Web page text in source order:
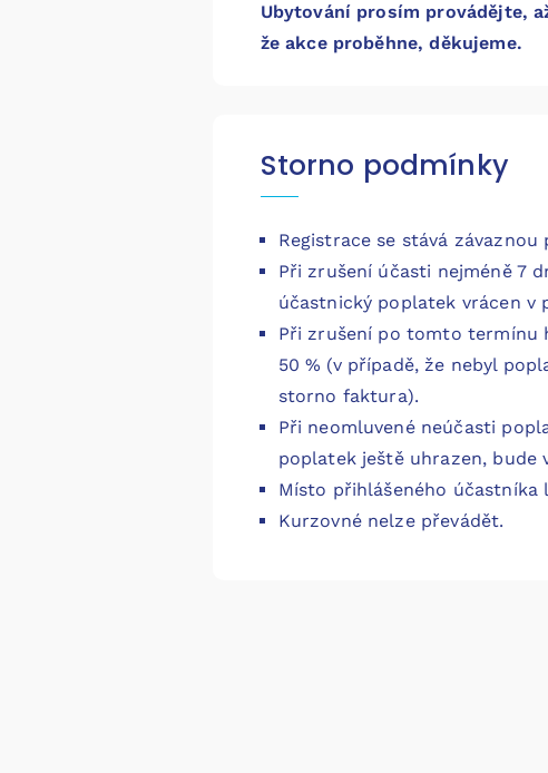
Ubytování prosím provádějte,
že akce proběhne, děkujeme.
Storno podmínky
Registrace se stává
Při zrušení účasti nejméně 7
účastnický poplatek vrácen v
Při zrušení po tomto termínu
50 % (v případě, že nebyl
storno faktura).
Při neomluvené neúčasti
poplatek ještě uhrazen, bude
Místo přihlášeného účastníka
Kurzovné nelze převádět.